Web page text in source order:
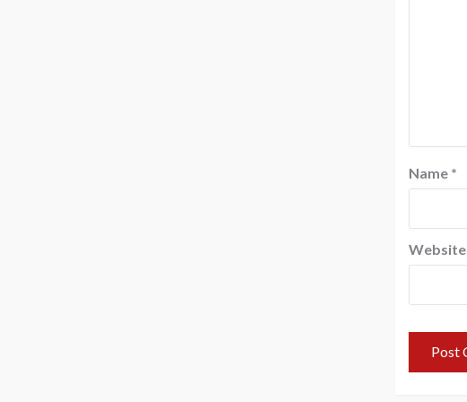
Name *
Website